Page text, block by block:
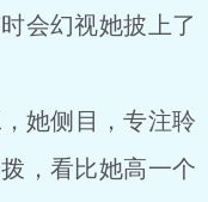
会幻视她披上了
她侧目，专注聆
，看比她高一个